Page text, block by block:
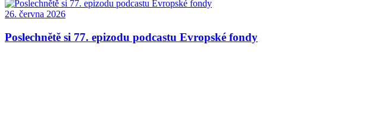
26. června 2026
Poslechnětě si 77. epizodu podcastu Evropské fondy